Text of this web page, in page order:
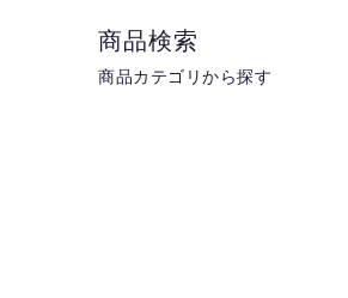
商品検索
商品カテゴリから探す